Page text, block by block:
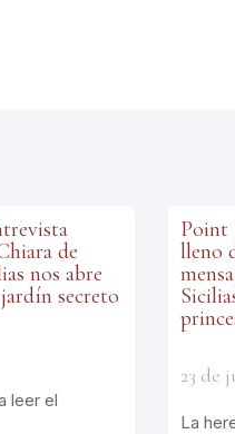
de
nos abre
secreto
leer el
Point
lleno
23 de
La